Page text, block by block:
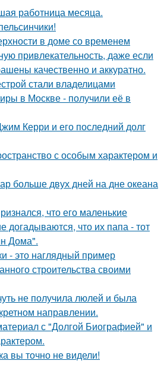
работница месяца.
в доме со временем
привлекательность, даже если
качественно и аккуратно.
стали владелицами
в Москве - получили её в
Керри и его последний долг
с особым характером и
больше двух дней на дне океана
что его маленькие
догадываются, что их папа - тот
Дома".
- это наглядный пример
строительства своими
не получила люлей и была
направлении.
с "Долгой Биографией" и
вы точно не видели!